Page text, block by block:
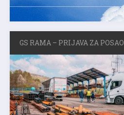
GS RAMA – PRIJAVA ZA POSAO